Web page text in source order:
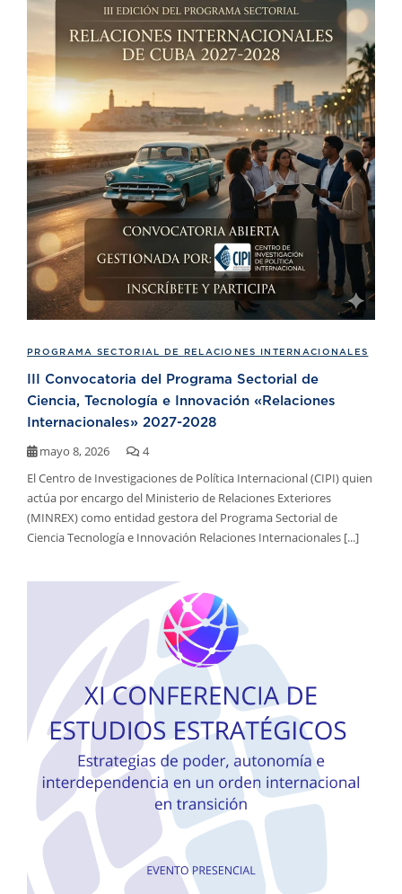
PROGRAMA SECTORIAL DE RELACIONES INTERNACIONALES
III Convocatoria del Programa Sectorial de
Ciencia, Tecnología e Innovación «Relaciones
Internacionales» 2027-2028
mayo 8, 2026
4
El Centro de Investigaciones de Política Internacional (CIPI) quien
actúa por encargo del Ministerio de Relaciones Exteriores
(MINREX) como entidad gestora del Programa Sectorial de
Ciencia Tecnología e Innovación Relaciones Internacionales [...]